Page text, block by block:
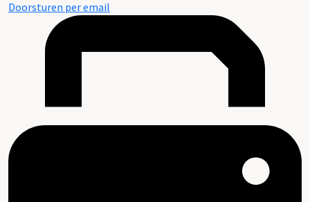
Doorsturen per email